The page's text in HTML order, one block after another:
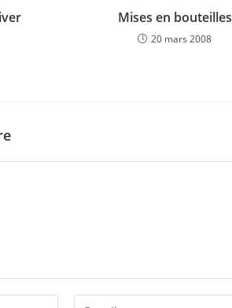
Mises en bouteilles
20 mars 2008
Enter